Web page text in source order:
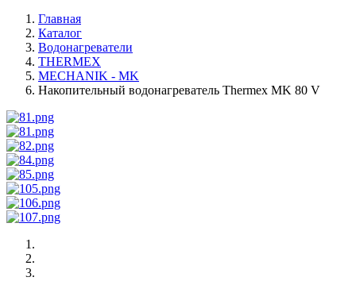
Главная
Каталог
Водонагреватели
THERMEX
MECHANIK - MK
Накопительный водонагреватель Thermex MK 80 V